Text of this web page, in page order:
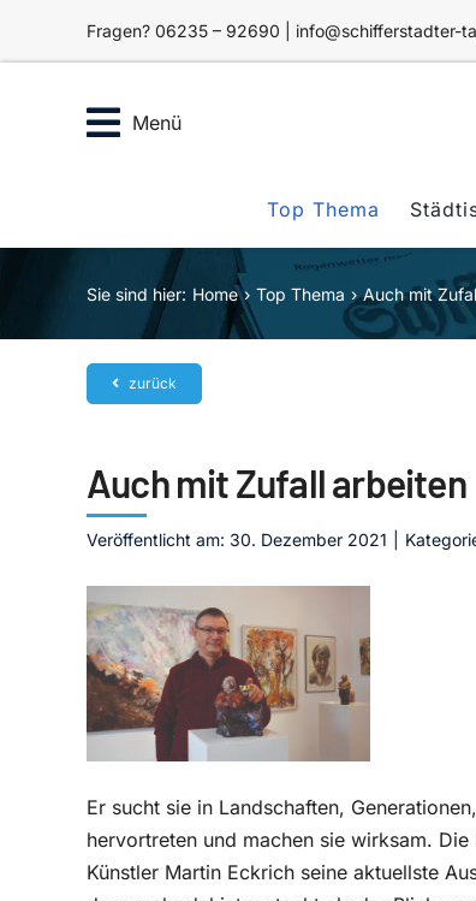
Fragen? 06235 – 92690 | info@schifferstadter-
Menü
Top Thema
Sie sind hier: Home Top Thema Auch mit
zurück
Auch mit Zufall arbeiten
Veröffentlicht am: 30. Dezember 2021
Er sucht sie in Landschaften,
hervortreten und machen sie wirksam.
Künstler Martin Eckrich seine aktuellste